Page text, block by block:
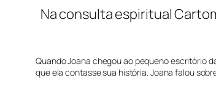
Na consulta espiritual
Quando Joana chegou ao pequeno escritório
que ela contasse sua história. Joana falou